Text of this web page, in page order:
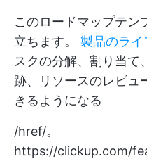
このロードマップテン
立ちます。 製品のラ
スクの分解、割り当て
跡、リソースのレビュ
きるようになる
/href/。
https://clickup.com/